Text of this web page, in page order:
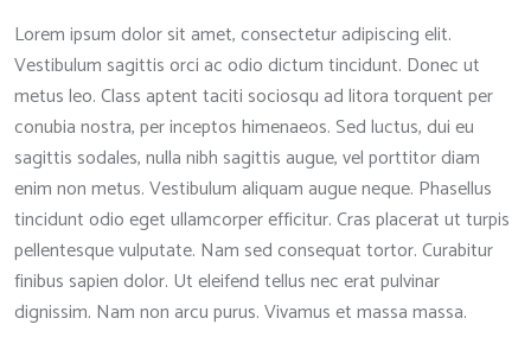
Lorem ipsum dolor sit amet, consectetur adipiscing elit.
Vestibulum sagittis orci ac odio dictum tincidunt. Donec ut
metus leo. Class aptent taciti sociosqu ad litora torquent per
conubia nostra, per inceptos himenaeos. Sed luctus, dui eu
sagittis sodales, nulla nibh sagittis augue, vel porttitor diam
enim non metus. Vestibulum aliquam augue neque. Phasellus
tincidunt odio eget ullamcorper efficitur. Cras placerat ut turpis
pellentesque vulputate. Nam sed consequat tortor. Curabitur
finibus sapien dolor. Ut eleifend tellus nec erat pulvinar
dignissim. Nam non arcu purus. Vivamus et massa massa.